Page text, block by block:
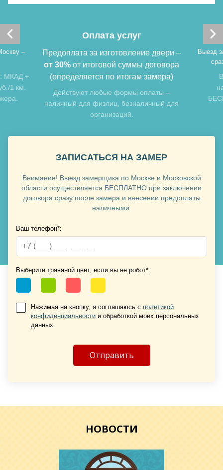
Хочу такую
Хочу такую
Хочу такую
–
МКАД +
1 км.
Оплата услуг
Предоплата за изготовление двери –
от 30% от итоговой суммы договора
(определяется по итогам замера)
Действуют любые формы оплаты –
наличный для физлиц, безналичный для
организаций.
Выезд
ЗАПИСАТЬСЯ НА ЗАМЕР
Внимание! Выезд замерщика по Москве и Московской
области осуществляется БЕСПЛАТНО при заключении
договора сразу после замера и внесении предоплаты
наличными.
Ваш телефон*:
Выберите травяной цвет, если вы не робот*:
Нажимая на кнопку, я соглашаюсь с политикой
конфиденциальности и обработкой моих персональных
данных.
НОВОСТИ